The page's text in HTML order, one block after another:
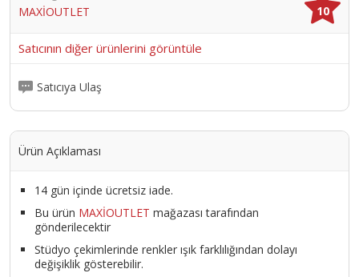
MAXİOUTLET
10
Satıcının diğer ürünlerini görüntüle
Satıcıya Ulaş
Ürün Açıklaması
14 gün içinde ücretsiz iade.
Bu ürün MAXİOUTLET mağazası tarafından
gönderilecektir
Stüdyo çekimlerinde renkler ışık farklılığından dolayı
değişiklik gösterebilir.